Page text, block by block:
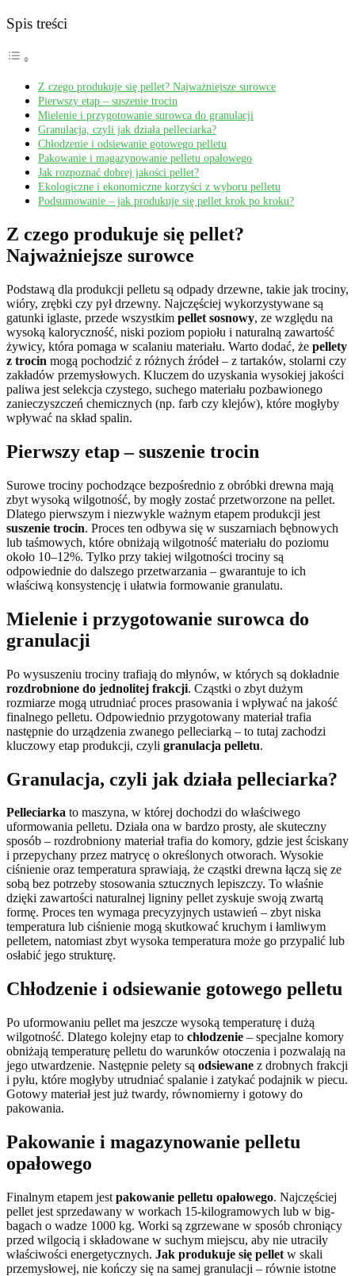
Spis treści
Z czego produkuje się pellet? Najważniejsze surowce
Pierwszy etap – suszenie trocin
Mielenie i przygotowanie surowca do granulacji
Granulacja, czyli jak działa pelleciarka?
Chłodzenie i odsiewanie gotowego pelletu
Pakowanie i magazynowanie pelletu opałowego
Jak rozpoznać dobrej jakości pellet?
Ekologiczne i ekonomiczne korzyści z wyboru pelletu
Podsumowanie – jak produkuje się pellet krok po kroku?
Z czego produkuje się pellet?
Najważniejsze surowce
Podstawą dla produkcji pelletu są odpady drzewne, takie jak trociny,
wióry, zrębki czy pył drzewny. Najczęściej wykorzystywane są
gatunki iglaste, przede wszystkim pellet sosnowy, ze względu na
wysoką kaloryczność, niski poziom popiołu i naturalną zawartość
żywicy, która pomaga w scalaniu materiału. Warto dodać, że pellety
z trocin mogą pochodzić z różnych źródeł – z tartaków, stolarni czy
zakładów przemysłowych. Kluczem do uzyskania wysokiej jakości
paliwa jest selekcja czystego, suchego materiału pozbawionego
zanieczyszczeń chemicznych (np. farb czy klejów), które mogłyby
wpływać na skład spalin.
Pierwszy etap – suszenie trocin
Surowe trociny pochodzące bezpośrednio z obróbki drewna mają
zbyt wysoką wilgotność, by mogły zostać przetworzone na pellet.
Dlatego pierwszym i niezwykle ważnym etapem produkcji jest
suszenie trocin. Proces ten odbywa się w suszarniach bębnowych
lub taśmowych, które obniżają wilgotność materiału do poziomu
około 10–12%. Tylko przy takiej wilgotności trociny są
odpowiednie do dalszego przetwarzania – gwarantuje to ich
właściwą konsystencję i ułatwia formowanie granulatu.
Mielenie i przygotowanie surowca do
granulacji
Po wysuszeniu trociny trafiają do młynów, w których są dokładnie
rozdrobnione do jednolitej frakcji. Cząstki o zbyt dużym
rozmiarze mogą utrudniać proces prasowania i wpływać na jakość
finalnego pelletu. Odpowiednio przygotowany materiał trafia
następnie do urządzenia zwanego pelleciarką – to tutaj zachodzi
kluczowy etap produkcji, czyli granulacja pelletu.
Granulacja, czyli jak działa pelleciarka?
Pelleciarka to maszyna, w której dochodzi do właściwego
uformowania pelletu. Działa ona w bardzo prosty, ale skuteczny
sposób – rozdrobniony materiał trafia do komory, gdzie jest ściskany
i przepychany przez matrycę o określonych otworach. Wysokie
ciśnienie oraz temperatura sprawiają, że cząstki drewna łączą się ze
sobą bez potrzeby stosowania sztucznych lepiszczy. To właśnie
dzięki zawartości naturalnej ligniny pellet zyskuje swoją zwartą
formę. Proces ten wymaga precyzyjnych ustawień – zbyt niska
temperatura lub ciśnienie mogą skutkować kruchym i łamliwym
pelletem, natomiast zbyt wysoka temperatura może go przypalić lub
osłabić jego strukturę.
Chłodzenie i odsiewanie gotowego pelletu
Po uformowaniu pellet ma jeszcze wysoką temperaturę i dużą
wilgotność. Dlatego kolejny etap to chłodzenie – specjalne komory
obniżają temperaturę pelletu do warunków otoczenia i pozwalają na
jego utwardzenie. Następnie pelety są odsiewane z drobnych frakcji
i pyłu, które mogłyby utrudniać spalanie i zatykać podajnik w piecu.
Gotowy materiał jest już twardy, równomierny i gotowy do
pakowania.
Pakowanie i magazynowanie pelletu
opałowego
Finalnym etapem jest pakowanie pelletu opałowego. Najczęściej
pellet jest sprzedawany w workach 15-kilogramowych lub w big-
bagach o wadze 1000 kg. Worki są zgrzewane w sposób chroniący
przed wilgocią i składowane w suchym miejscu, aby nie utraciły
właściwości energetycznych. Jak produkuje się pellet w skali
przemysłowej, nie kończy się na samej granulacji – równie istotne